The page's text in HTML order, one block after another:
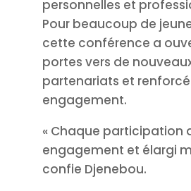
personnelles et
Pour beaucoup de
cette conférence a
portes vers de
partenariats et
engagement.
« Chaque participation
engagement et élargi
confie Djenebou.